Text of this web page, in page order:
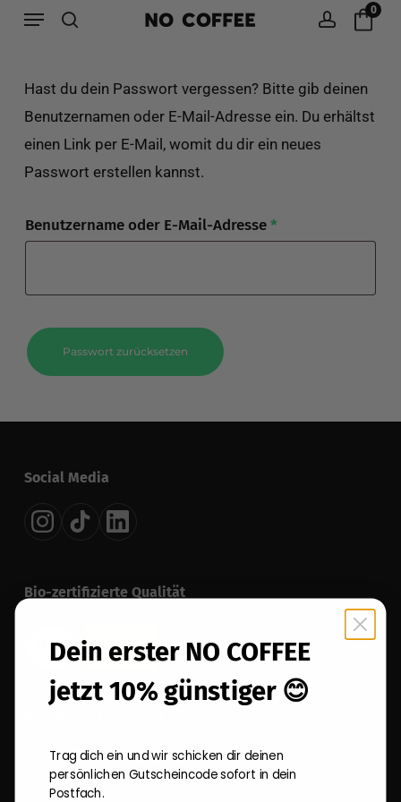
Skip
content
0
Menu
Hast du dein Passwort vergessen? Bitte gib deinen
Benutzernamen oder E-Mail-Adresse ein. Du erhältst
einen Link per E-Mail, womit du dir ein neues
Passwort erstellen kannst.
Benutzername oder E-Mail-Adresse*Erforderlich
Passwort zurücksetzen
Social Media
Bio-zertifizierte Qualität
Dein erster NO COFFEE
jetzt 10% günstiger 😊
Trag dich ein und wir schicken dir deinen
persönlichen Gutscheincode sofort in dein
Postfach.